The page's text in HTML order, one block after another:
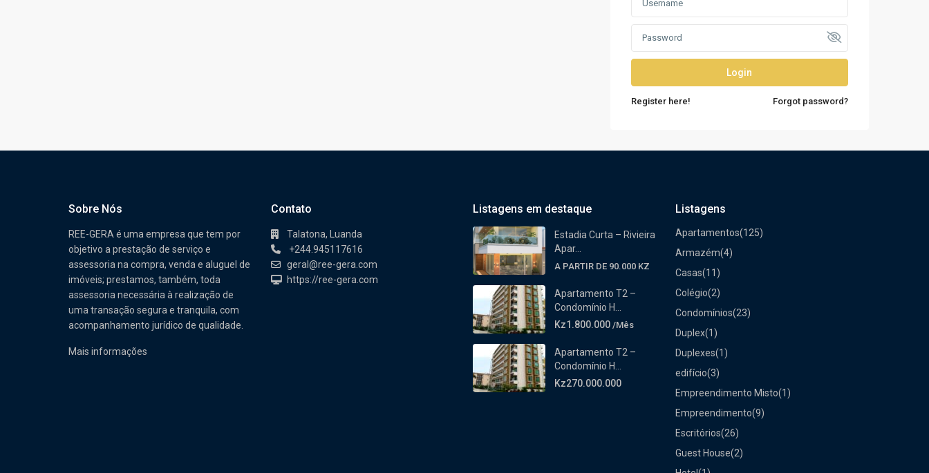
Login
Register here! Forgot password?
Sobre Nós
REE-GERA é uma empresa que tem por
objetivo a prestação de serviço e
assessoria na compra, venda e aluguel de
imóveis; prestamos, também, toda
assessoria necessária à realização de
uma transação segura e tranquila, com
acompanhamento jurídico de qualidade.
Mais informações
Contato
Talatona, Luanda
+244.945117616
geral@ree-gera.com
https://ree-gera.com
Listagens em destaque
Estadia Curta – Rivieira
Apar...
A PARTIR DE 90.000 KZ
Apartamento T2 –
Condomínio H...
Kz1.800.000 /Mês
Apartamento T2 –
Condomínio H...
Kz270.000.000
Listagens
Apartamentos(125)
Armazém(4)
Casas(11)
Colégio(2)
Condomínios(23)
Duplex(1)
Duplexes(1)
edifício(3)
Empreendimento Misto(1)
Empreendimento(9)
Escritórios(26)
Guest House(2)